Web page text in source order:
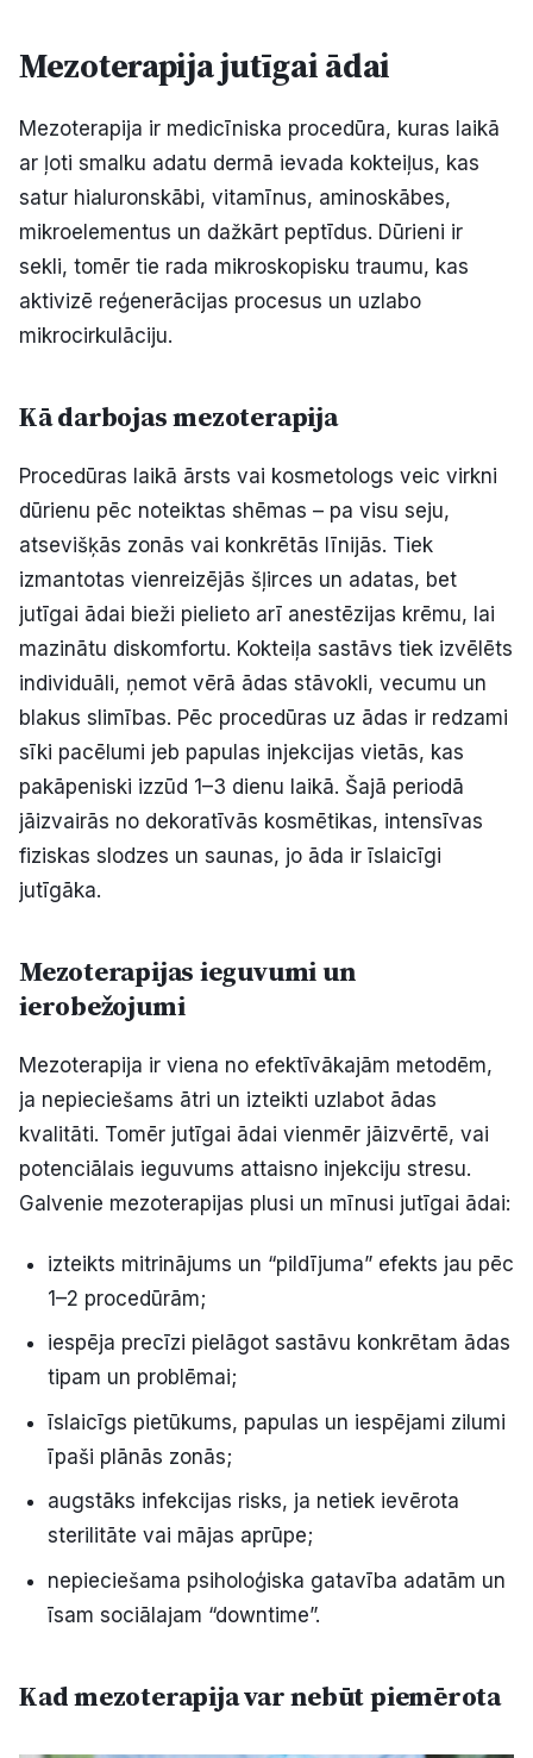
Mezoterapija jutīgai ādai
Mezoterapija ir medicīniska procedūra, kuras laikā
ar ļoti smalku adatu dermā ievada kokteiļus, kas
satur hialuronskābi, vitamīnus, aminoskābes,
mikroelementus un dažkārt peptīdus. Dūrieni ir
sekli, tomēr tie rada mikroskopisku traumu, kas
aktivizē reģenerācijas procesus un uzlabo
mikrocirkulāciju.
Kā darbojas mezoterapija
Procedūras laikā ārsts vai kosmetologs veic virkni
dūrienu pēc noteiktas shēmas – pa visu seju,
atsevišķās zonās vai konkrētās līnijās. Tiek
izmantotas vienreizējās šļirces un adatas, bet
jutīgai ādai bieži pielieto arī anestēzijas krēmu, lai
mazinātu diskomfortu. Kokteiļa sastāvs tiek izvēlēts
individuāli, ņemot vērā ādas stāvokli, vecumu un
blakus slimības. Pēc procedūras uz ādas ir redzami
sīki pacēlumi jeb papulas injekcijas vietās, kas
pakāpeniski izzūd 1–3 dienu laikā. Šajā periodā
jāizvairās no dekoratīvās kosmētikas, intensīvas
fiziskas slodzes un saunas, jo āda ir īslaicīgi
jutīgāka.
Mezoterapijas ieguvumi un
ierobežojumi
Mezoterapija ir viena no efektīvākajām metodēm,
ja nepieciešams ātri un izteikti uzlabot ādas
kvalitāti. Tomēr jutīgai ādai vienmēr jāizvērtē, vai
potenciālais ieguvums attaisno injekciju stresu.
Galvenie mezoterapijas plusi un mīnusi jutīgai ādai:
izteikts mitrinājums un “pildījuma” efekts jau pēc
1–2 procedūrām;
iespēja precīzi pielāgot sastāvu konkrētam ādas
tipam un problēmai;
īslaicīgs pietūkums, papulas un iespējami zilumi
īpaši plānās zonās;
augstāks infekcijas risks, ja netiek ievērota
sterilitāte vai mājas aprūpe;
nepieciešama psiholoģiska gatavība adatām un
īsam sociālajam “downtime”.
Kad mezoterapija var nebūt piemērota